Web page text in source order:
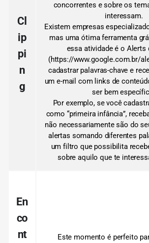
Cl
ip
pi
n
g
concorrentes e sobre os
interessam.
Existem empresas
mas uma ótima ferramenta
essa atividade é o Alerts
(https://www.google.com.br/
cadastrar palavras-chave e
um e-mail com links de
ser bem
Por exemplo, se você
como “primeira infância”,
não necessariamente são do
alertas somando diferentes
um filtro que possibilita
sobre aquilo que te
En
co
nt
Este momento é perfeito